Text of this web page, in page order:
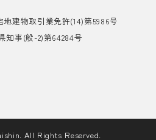
地建物取引業免許(14)第5986号
知事(般-2)第64284号
All Rights Reserved.